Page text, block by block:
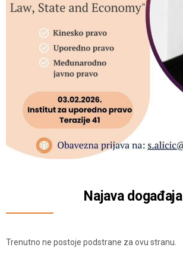
Najava događaja
Trenutno ne postoje podstrane za ovu stranu.